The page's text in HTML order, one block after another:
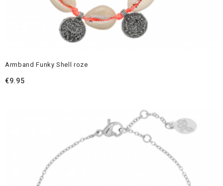
Armband Funky Shell roze
€9.95